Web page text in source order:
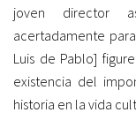
joven director
acertadamente
Luis de Pablo]
existencia del
historia en la vida